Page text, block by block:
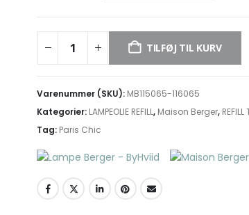
TILFØJ TIL KURV
Varenummer (SKU): MB115065-116065
Kategorier: LAMPEOLIE REFILL, Maison Berger, REFILL
Tag: Paris Chic